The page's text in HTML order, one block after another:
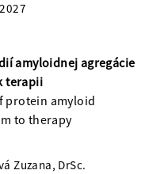
amyloidnej agregácie
terapii
protein amyloid
to therapy
Zuzana, DrSc.